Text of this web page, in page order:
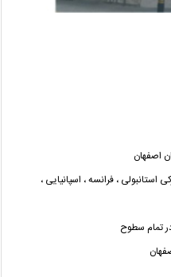
اصفهان
، فرانسه ، اسپانیایی ،
تمام سطوح